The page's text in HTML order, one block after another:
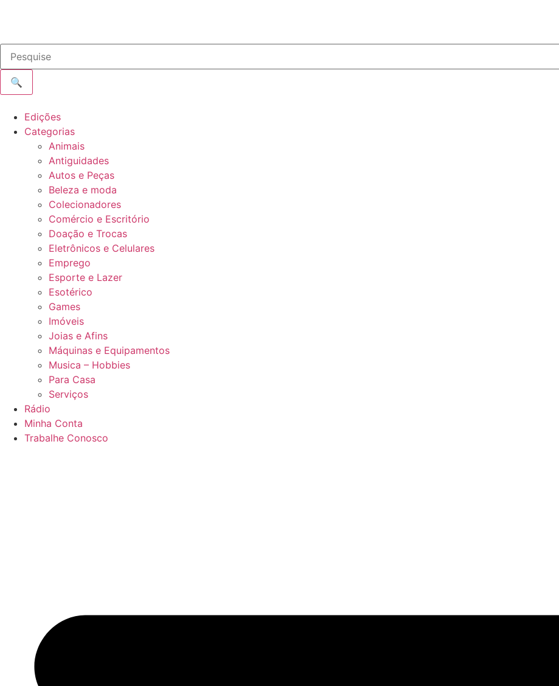
🔍
Edições
Categorias
Animais
Antiguidades
Autos e Peças
Beleza e moda
Colecionadores
Comércio e Escritório
Doação e Trocas
Eletrônicos e Celulares
Emprego
Esporte e Lazer
Esotérico
Games
Imóveis
Joias e Afins
Máquinas e Equipamentos
Musica – Hobbies
Para Casa
Serviços
Rádio
Minha Conta
Trabalhe Conosco